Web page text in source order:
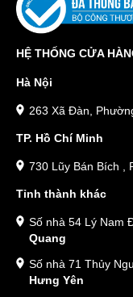
HỆ THỐNG CỬA
Hà Nội
263 Xã Đàn,
TP. Hồ Chí Minh
730 Lũy Bán Bích ,
Tỉnh thành khác
Số nhà 54 Lý Nam
Quang
Số nhà 71 Thủy
Hưng Yên